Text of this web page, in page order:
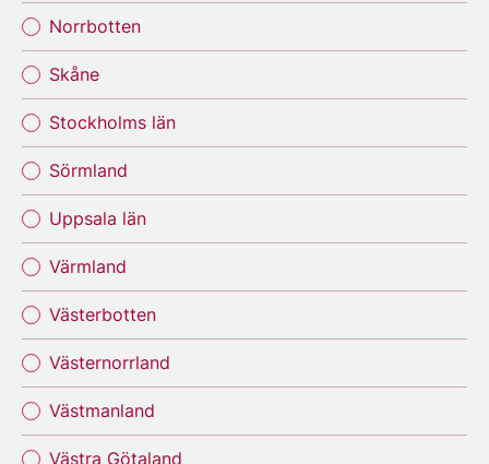
Norrbotten
Skåne
Stockholms län
Sörmland
Uppsala län
Värmland
Västerbotten
Västernorrland
Västmanland
Västra Götaland